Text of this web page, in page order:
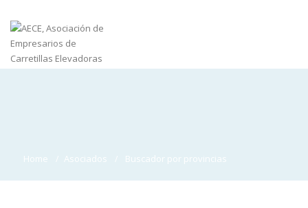
Home Asociados Buscador por provincias